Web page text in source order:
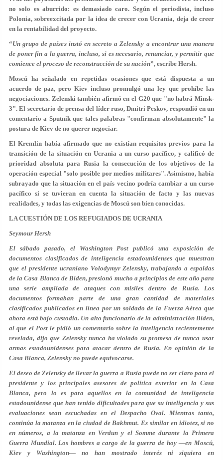
no solo es aburrido: es demasiado caro. Según el periodista, incluso
Polonia, sobreexcitada por la idea de crecer con Ucrania, deja de creer
en la rentabilidad del proyecto.
“Un grupo de países instó en secreto a Zelensky a encontrar una manera
de poner fin a la guerra, incluso, si es necesario, renunciar, y permitir que
comience el proceso de reconstrucción de su nación”, escribe Hersh.
Moscú ha señalado en repetidas ocasiones que está dispuesta a un
acuerdo de paz, pero Kiev incluso promulgó una ley que prohíbe las
negociaciones. Zelenski también afirmó en el G20 que "no habrá Minsk-
3". El secretario de prensa del líder ruso, Dmitri Peskov, respondió en un
comentario a Sputnik que tales palabras "confirman absolutamente" la
postura de Kiev de no querer negociar.
El Kremlin había afirmado que no existían requisitos previos para la
transición de la situación en Ucrania a un curso pacífico, y calificó de
prioridad absoluta para Rusia la consecución de los objetivos de la
operación especial "solo posible por medios militares". Asimismo, había
subrayado que la situación en el país vecino podría cambiar a un curso
pacífico si se tuvieran en cuenta la situación de facto y las nuevas
realidades, y todas las exigencias de Moscú son bien conocidas.
LA CUESTIÓN DE LOS REFUGIADOS DE UCRANIA
Seymour Hersh
El sábado pasado, el Washington Postpublicó una exposición de
documentos clasificados de inteligencia estadounidenses que muestran
que el presidente ucraniano Volodymyr Zelensky, trabajando a espaldas
de la Casa Blanca de Biden, presionó mucho a principios de este año para
una serie ampliada de ataques con misiles dentro de Rusia. Los
documentos formaban parte de una gran cantidad de materiales
clasificados publicados en línea por un soldado de la Fuerza Aérea que
ahora está bajo custodia. Un alto funcionario de la administración Biden,
al que el Post le pidió un comentario sobre la inteligencia recientemente
revelada, dijo que Zelensky nunca ha violado su promesa de nunca usar
armas estadounidenses para atacar dentro de Rusia. En opinión de la
Casa Blanca, Zelensky no puede equivocarse.
El deseo de Zelensky de llevar la guerra a Rusia puede no ser claro para el
presidente y los principales asesores de política exterior en la Casa
Blanca, pero lo es para aquellos en la comunidad de inteligencia
estadounidense que han tenido dificultades para que su inteligencia y sus
evaluaciones sean escuchadas en el Despacho Oval. Mientras tanto,
continúa la matanza en la ciudad de Bakhmut. Es similar en idiotez, si no
en números, a la matanza en Verdun y el Somme durante la Primera
Guerra Mundial. Los hombres a cargo de la guerra de hoy —en Moscú,
Kiev y Washington— no han mostrado interés ni siquiera en